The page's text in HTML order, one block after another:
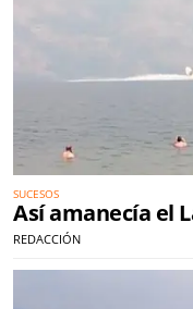
SUCESOS
Así amanecía el
REDACCIÓN